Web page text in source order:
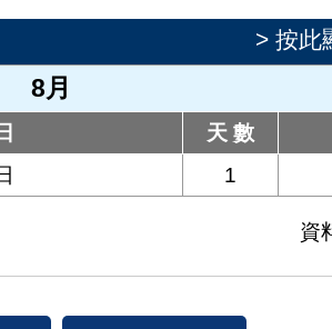
> 按此
8月
天 數
1
資